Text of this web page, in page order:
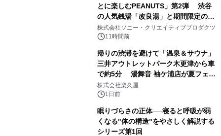
とに楽しむPEANUTS」第2弾 渋谷
の人気銭湯「改良湯」と期間限定のコ
ラボレーション サウナイキタイコラ
ボグッズも発売決定！
株式会社ソニー・クリエイティブプロダクツ
11時間前
帰りの渋滞を避けて「温泉＆サウナ」
三井アウトレットパーク木更津から車
で約5分 湯舞音 袖ケ浦店が夏フェア
メニューを提供
株式会社楽久屋
1日前
眠りづらさの正体──寝ると呼吸が弱
くなる"体の構造"をやさしく解説する
シリーズ第1回